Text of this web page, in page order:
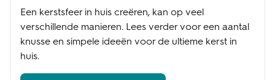
Een kerstsfeer in huis creëren, kan op veel
verschillende manieren. Lees verder voor een aantal
knusse en simpele ideeën voor de ultieme kerst in
huis.